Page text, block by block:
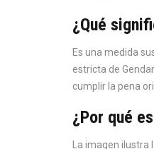
¿Qué
Es una medida
estricta de
cumplir la pena
¿Por qué
La imagen